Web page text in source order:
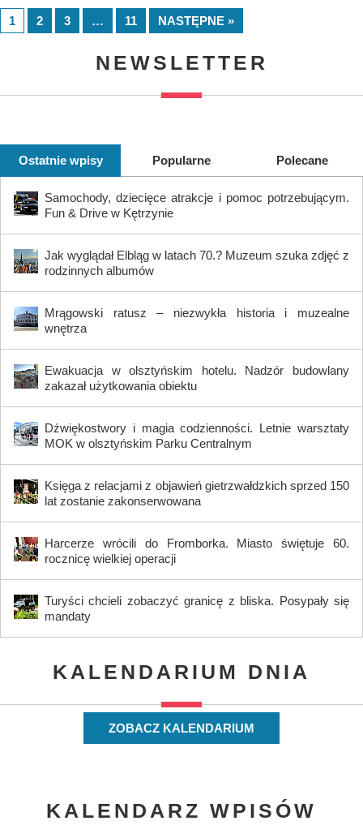
1 2 3 … 11 NASTĘPNE »
NEWSLETTER
Ostatnie wpisy Popularne Polecane
Samochody, dziecięce atrakcje i pomoc potrzebującym.
Fun & Drive w Kętrzynie
Jak wyglądał Elbląg w latach 70.? Muzeum szuka zdjęć z
rodzinnych albumów
Mrągowski ratusz – niezwykła historia i muzealne
wnętrza
Ewakuacja w olsztyńskim hotelu. Nadzór budowlany
zakazał użytkowania obiektu
Dźwiękostwory i magia codzienności. Letnie warsztaty
MOK w olsztyńskim Parku Centralnym
Księga z relacjami z objawień gietrzwałdzkich sprzed 150
lat zostanie zakonserwowana
Harcerze wrócili do Fromborka. Miasto świętuje 60.
rocznicę wielkiej operacji
Turyści chcieli zobaczyć granicę z bliska. Posypały się
mandaty
KALENDARIUM DNIA
ZOBACZ KALENDARIUM
KALENDARZ WPISÓW